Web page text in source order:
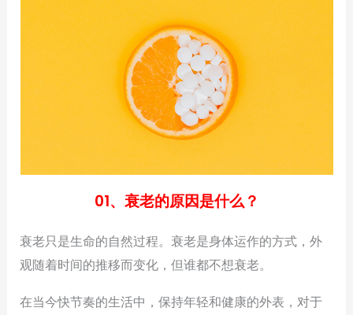
01、衰老的原因是什么？
衰老只是生命的自然过程。衰老是身体运作的方式，外
观随着时间的推移而变化，但谁都不想衰老。
在当今快节奏的生活中，保持年轻和健康的外表，对于